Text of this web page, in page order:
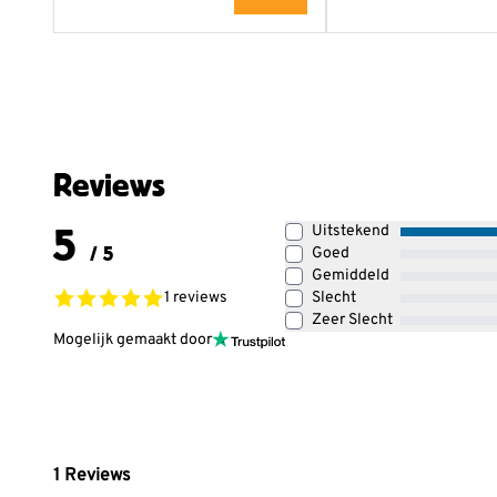
Reviews
5 / 5
1 reviews
Mogelijk gemaakt door
Uitstekend
Goed
Gemiddeld
Slecht
Zeer Slecht
1 Reviews